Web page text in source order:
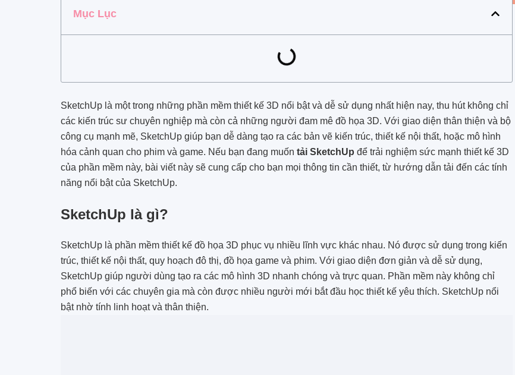
Mục Lục
SketchUp là một trong những phần mềm thiết kế 3D nổi bật và dễ sử dụng nhất hiện nay, thu hút không chỉ
các kiến trúc sư chuyên nghiệp mà còn cả những người đam mê đồ họa 3D. Với giao diện thân thiện và bộ
công cụ mạnh mẽ, SketchUp giúp bạn dễ dàng tạo ra các bản vẽ kiến trúc, thiết kế nội thất, hoặc mô hình
hóa cảnh quan cho phim và game. Nếu bạn đang muốn tải SketchUp để trải nghiệm sức mạnh thiết kế 3D
của phần mềm này, bài viết này sẽ cung cấp cho bạn mọi thông tin cần thiết, từ hướng dẫn tải đến các tính
năng nổi bật của SketchUp.
SketchUp là gì?
SketchUp là phần mềm thiết kế đồ họa 3D phục vụ nhiều lĩnh vực khác nhau. Nó được sử dụng trong kiến
trúc, thiết kế nội thất, quy hoạch đô thị, đồ họa game và phim. Với giao diện đơn giản và dễ sử dụng,
SketchUp giúp người dùng tạo ra các mô hình 3D nhanh chóng và trực quan. Phần mềm này không chỉ
phổ biến với các chuyên gia mà còn được nhiều người mới bắt đầu học thiết kế yêu thích. SketchUp nổi
bật nhờ tính linh hoạt và thân thiện.